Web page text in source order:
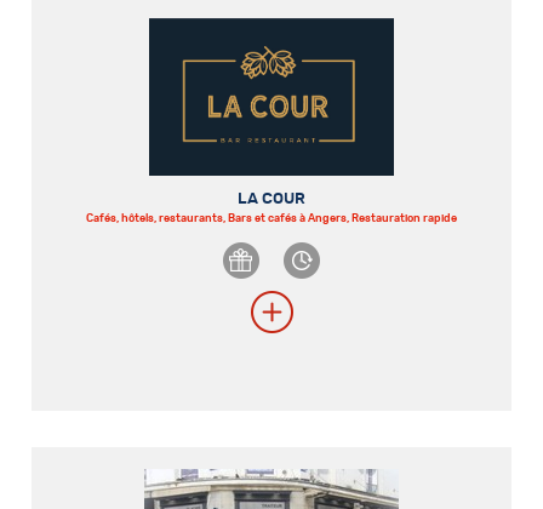
LA COUR
Cafés, hôtels, restaurants, Bars et cafés à Angers, Restauration rapide